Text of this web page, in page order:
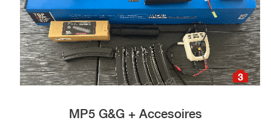
3
MP5 G&G + Accesoires